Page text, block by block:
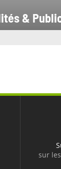
&
sur